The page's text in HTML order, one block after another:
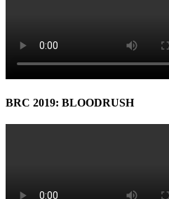
BRC 2019: BLOODRUSH